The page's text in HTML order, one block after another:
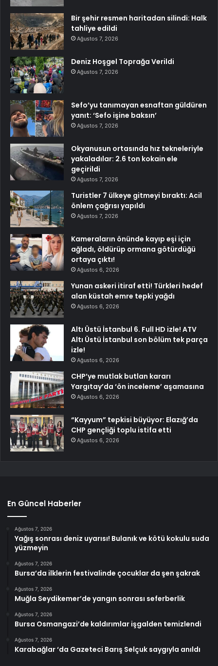
Bir şehir resmen haritadan silindi: Halk
tahliye edildi
Ağustos 7, 2026
Deniz Hoşgel Toprağa Verildi
Ağustos 7, 2026
Sefo’yu tanımayan esnaftan güldüren
yanıt: ‘Sefo işine baksın’
Ağustos 7, 2026
Okyanusun ortasında hız tekneleriyle
yakaladılar: 2.6 ton kokain ele
geçirildi
Ağustos 7, 2026
Turistler 7 ülkeye gitmeyi bıraktı: Acil
önlem çağrısı yapıldı
Ağustos 7, 2026
Kameraların önünde kayıp eşi için
ağladı, öldürüp ormana götürdüğü
ortaya çıktı!
Ağustos 6, 2026
Yunan askeri itiraf etti! Türkleri hedef
alan küstah emre tepki yağdı
Ağustos 6, 2026
Altı Üstü İstanbul 6. Full HD izle! ATV
Altı Üstü İstanbul son bölüm tek parça
izle!
Ağustos 6, 2026
CHP’ye mutlak butlan kararı
Yargıtay’da ‘ön inceleme’ aşamasına
Ağustos 6, 2026
“Kayyum” tepkisi büyüyor: Elazığ’da
CHP gençliği toplu istifa etti
Ağustos 6, 2026
En Güncel Haberler
Ağustos 7, 2026
Yağış sonrası deniz uyarısı! Bulanık ve kötü kokulu suda
yüzmeyin
Ağustos 7, 2026
Bursa’da ilklerin festivalinde çocuklar da şen şakrak
Ağustos 7, 2026
Muğla Seydikemer’de yangın sonrası seferberlik
Ağustos 7, 2026
Bursa Osmangazi’de kaldırımlar işgalden temizlendi
Ağustos 7, 2026
Karabağlar ‘da Gazeteci Barış Selçuk saygıyla anıldı